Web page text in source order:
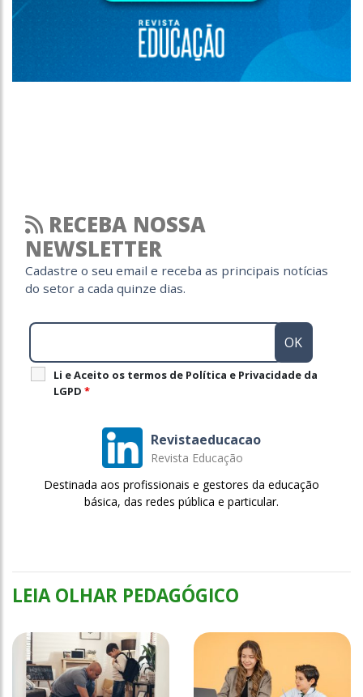
RECEBA NOSSA
NEWSLETTER
Cadastre o seu email e receba as principais notícias
do setor a cada quinze dias.
Li e Aceito os termos de Política e Privacidade da
LGPD *
Revistaeducacao
Revista Educação
Destinada aos profissionais e gestores da educação
básica, das redes pública e particular.
LEIA OLHAR PEDAGÓGICO